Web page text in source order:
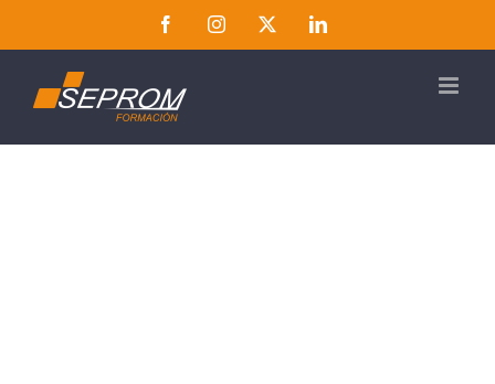
al
contenido
FacebookInstagramTwitterLinkedIn